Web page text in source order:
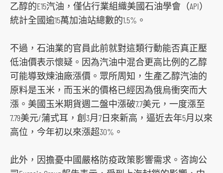
乙醇的E15汽油，僅佔行業組織美國石油學會（API）
統計全國逾15萬加油站總數的1.5%。
不過，石油業的官員此前就對這類行動能否真正壓
低油價表示懷疑。因為汽油中混合更高比例的乙醇
可能導致煉油廠漲價。眾所周知，生產乙醇汽油的
原料是玉米，而玉米的價格已經因為俄烏衝突而大
漲。美國玉米期貨週二盤中漲破7.7美元，一度漲至
7.79美元/蒲式耳，創3月7日來新高，逼近去年5月以來
高位，今年初以來漲超30%。
此外，因擔憂中國嚴格防疫政策影響需求。咨詢公